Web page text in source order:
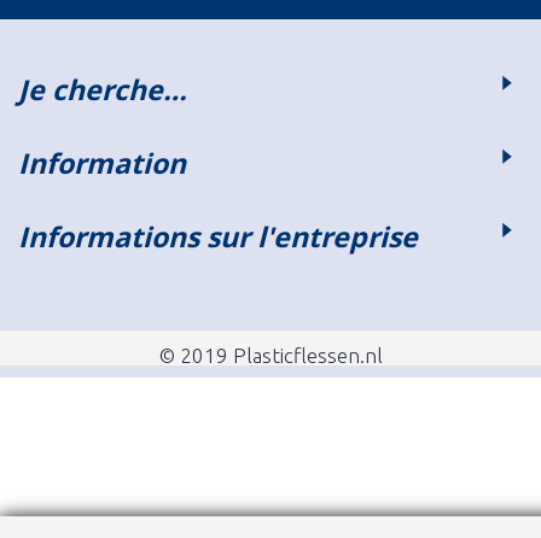
Je cherche…
Information
Informations sur l'entreprise
© 2019 Plasticflessen.nl